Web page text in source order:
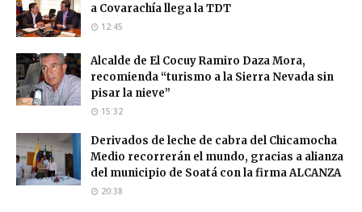
a Covarachía llega la TDT
12:45
Alcalde de El Cocuy Ramiro Daza Mora,
recomienda “turismo a la Sierra Nevada sin
pisar la nieve”
15:32
Derivados de leche de cabra del Chicamocha
Medio recorrerán el mundo, gracias a alianza
del municipio de Soatá con la firma ALCANZA
20:38